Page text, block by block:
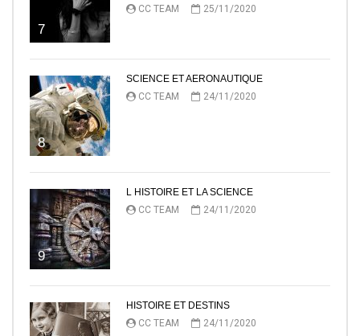
7
CC TEAM 25/11/2020
8
SCIENCE ET AERONAUTIQUE
CC TEAM
24/11/2020
9
L HISTOIRE ET LA SCIENCE
CC TEAM
24/11/2020
HISTOIRE ET DESTINS
CC TEAM
24/11/2020